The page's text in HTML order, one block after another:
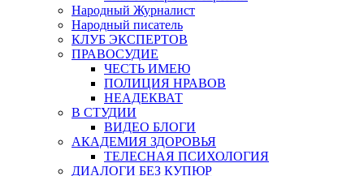
Народный Журналист
Народный писатель
КЛУБ ЭКСПЕРТОВ
ПРАВОСУДИЕ
ЧЕСТЬ ИМЕЮ
ПОЛИЦИЯ НРАВОВ
НЕАДЕКВАТ
В СТУДИИ
ВИДЕО БЛОГИ
АКАДЕМИЯ ЗДОРОВЬЯ
ТЕЛЕСНАЯ ПСИХОЛОГИЯ
ДИАЛОГИ БЕЗ КУПЮР